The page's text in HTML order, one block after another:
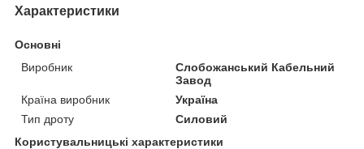
Характеристики
Основні
Виробник
Слобожанський Кабельний
Завод
Країна виробник
Україна
Тип дроту
Силовий
Користувальницькі характеристики